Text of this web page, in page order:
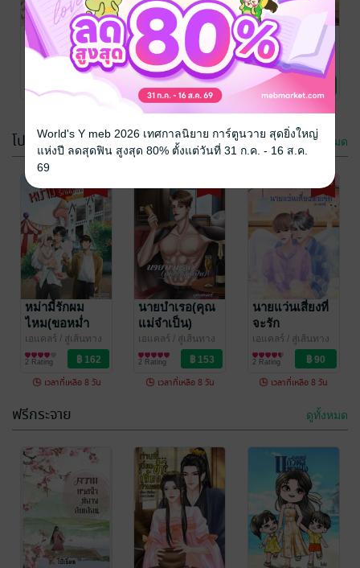
หลินเหมยอิน
กลับมาเพื่อทวง
/ สู่เส้นทาง
นิยายรักจีนโบราณ
5 Rating
กลลวงซาตาน
เถื่อน(ตัวแทนที่
ไร้ค่า)
ใบไม้/ สู่เส้นทางฝัน
นิยายโรมานซ์
6 Rating
หากย้อนเวลา
กลับไปได้ ฉัน
จะไม่รักผู้ชาย
อย่างคุณ
ใบไม้/ สู่เส้นทางฝัน
นิยายโรมานซ์
7 Rating
กรุณาเข้าสู่
ระบบก่อน
Crazy Love
คลั่งรัก คนคั่น
เวลา เล่ม 2
ใบไม้/ สู่เส้นทางฝัน
นิยายโรมานซ์
5 Rating
โปรโมชัน ดูทั้งหมด
หม่ามี้รักผม
ไหม(ขอหม่ำ
หน่อย)
เอแคลร์ / สู่เส้นทาง
ฝัน
นิยายวาย Boy
Love / Yaoi
2 Rating
เวลาที่เหลือ 8 วัน
นายบำเรอ(คุณ
แม่จำเป็น)
เอแคลร์ / สู่เส้นทาง
ฝัน
นิยายวาย Boy
Love / Yaoi
2 Rating
เวลาที่เหลือ 8 วัน
-35%
นายแว่นเสี่ยงที่
จะรัก
เอแคลร์/ สู่เส้นทาง
ฝัน
นิยายวาย Boy
Love / Yaoi
2 Rating
เวลาที่เหลือ 8 วัน
ภรรยาใบ้ของ
ท่านอ๋อง
ฟรีกระจาย ดูทั้งหมด
World's Y meb 2026 เทศกาลนิยาย การ์ตูนวาย สุดยิ่งใหญ่
แห่งปี ลดสุดฟิน สูงสุด 80% ตั้งแต่วันที่ 31 ก.ค. - 16 ส.ค.
69